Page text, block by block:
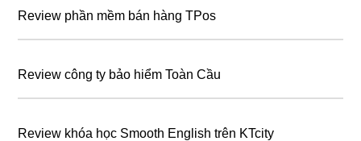
Review phần mềm bán hàng TPos
Review công ty bảo hiểm Toàn Cầu
Review khóa học Smooth English trên KTcity